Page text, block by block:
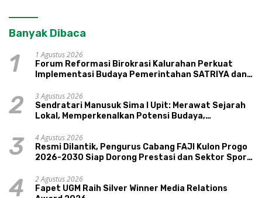
Banyak Dibaca
1
1 Agustus 2026
Forum Reformasi Birokrasi Kalurahan Perkuat
Implementasi Budaya Pemerintahan SATRIYA dan
2
3 Agustus 2026
Sendratari Manusuk Sima I Upit: Merawat Sejarah
Lokal, Memperkenalkan Potensi Budaya,
3
4 Agustus 2026
Resmi Dilantik, Pengurus Cabang FAJI Kulon Progo
2026-2030 Siap Dorong Prestasi dan Sektor Sport
4
2 Agustus 2026
Fapet UGM Raih Silver Winner Media Relations